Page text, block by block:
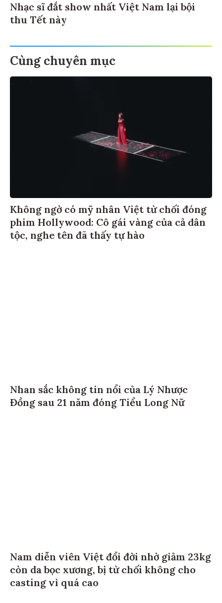
Nhạc sĩ đắt show nhất Việt Nam lại bội
thu Tết này
Cùng chuyên mục
Không ngờ có mỹ nhân Việt từ chối đóng
phim Hollywood: Cô gái vàng của cả dân
tộc, nghe tên đã thấy tự hào
Nhan sắc không tin nổi của Lý Nhược
Đồng sau 21 năm đóng Tiểu Long Nữ
Nam diễn viên Việt đổi đời nhờ giảm 23kg
còn da bọc xương, bị từ chối không cho
casting vì quá cao